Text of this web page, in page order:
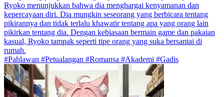
Ryoko menunjukkan bahwa dia menghargai kenyamanan dan
kepercayaan diri. Dia mungkin seseorang yang berbicara tentang
pikirannya dan tidak terlalu khawatir tentang apa yang orang lain
pikirkan tentang dia. Dengan kebiasaan bermain game dan pakaian
kasual, Ryoko tampak seperti tipe orang yang suka bersantai di
rumah.
#Pahlawan #Petualangan #Romansa #Akademi #Gadis